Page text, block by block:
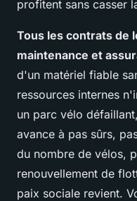
profitent sans casser
Tous les contrats de
maintenance et
d'un matériel fiable
ressources internes
un parc vélo
avance à pas sûrs,
du nombre de vélos,
renouvellement de
paix sociale revient.